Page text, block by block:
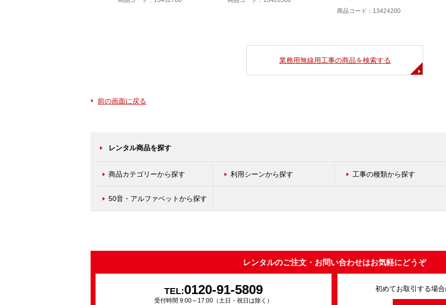
商品コード：13424200
業務用無線用工事の商品を検索する
前の画面に戻る
レンタル商品を探す
商品カテゴリーから探す 利用シーンから探す 工事の種類から探す
50音・アルファベットから探す
レンタルのご注文・お問い合わせはお気軽にどうぞ
TEL:0120-91-5809
受付時間 9:00～17:00（土日・祝日は除く）
初めてお取引する場